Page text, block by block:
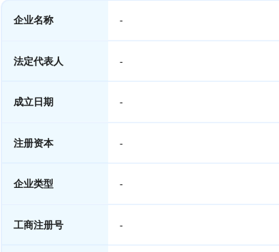
企业名称 -
法定代表人 -
成立日期 -
注册资本 -
企业类型 -
工商注册号 -